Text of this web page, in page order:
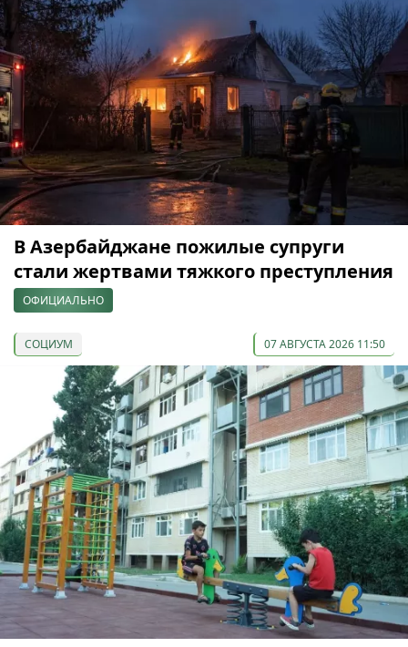
В Азербайджане пожилые супруги
стали жертвами тяжкого преступления
ОФИЦИАЛЬНО
СОЦИУМ 07 АВГУСТА 2026 11:50